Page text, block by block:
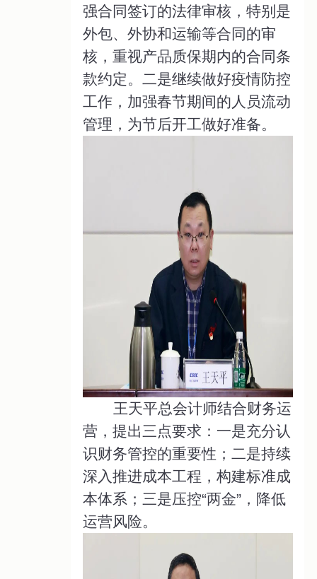
强合同签订的法律审核，特别是
外包、外协和运输等合同的审
核，重视产品质保期内的合同条
款约定。二是继续做好疫情防控
工作，加强春节期间的人员流动
管理，为节后开工做好准备。
王天平总会计师结合财务运
营，提出三点要求：一是充分认
识财务管控的重要性；二是持续
深入推进成本工程，构建标准成
本体系；三是压控“两金”，降低
运营风险。